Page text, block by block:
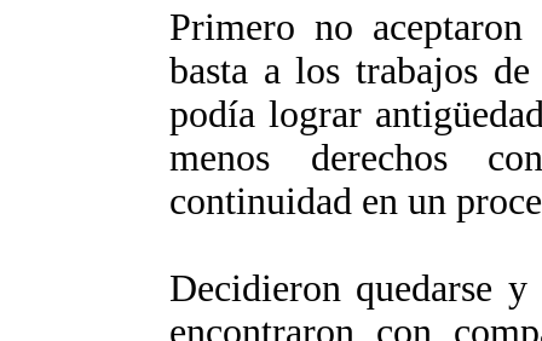
Primero no
basta a los trabajos
podía lograr
menos derechos
continuidad en un
Decidieron quedarse
encontraron con